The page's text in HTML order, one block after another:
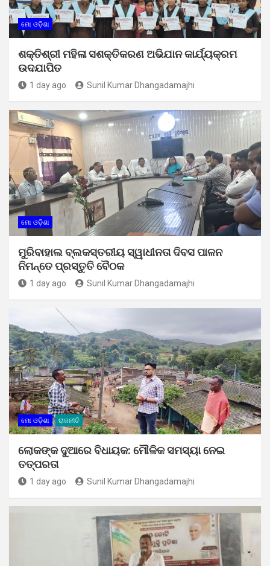
ମୋ ଓଡ଼ିଶା
ଶକ୍ତିଶ୍ରୀ ମହିଳା ସଶକ୍ତିକରଣ ଅଭିଯାନ କାର୍ଯ୍ୟକ୍ରମ
ଉଦଯାପିତ
1 day ago Sunil Kumar Dhangadamajhi
ମୋ ଓଡ଼ିଶା
ମୁରିବାହାଲ ବ୍ଲକସ୍ତରୀୟ ସ୍ୱାଧୀନତା ଦିବସ ପାଳନ
ନିମନ୍ତେ ପ୍ରସ୍ତୁତି ବୈଠକ
1 day ago Sunil Kumar Dhangadamajhi
ମୋ ଓଡ଼ିଶା ରାଜନୀତି
ଲୋକଙ୍କ ଦୁଆରେ ବିଧାୟକ: ମୌଳିକ ସମସ୍ୟା ନେଇ
ତତ୍ପରତା
1 day ago Sunil Kumar Dhangadamajhi